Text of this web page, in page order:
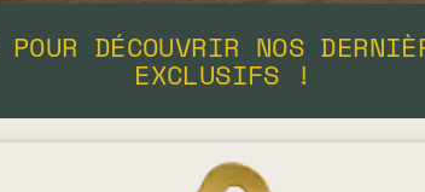
DÉCOUVRIR NOS
EXCLUSIFS !